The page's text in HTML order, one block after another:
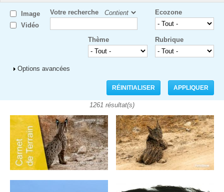
Image
Vidéo
Votre recherche Ecozone
Rubrique
Thème
Afficher
Options avancées
1261 résultat(s)
Pages